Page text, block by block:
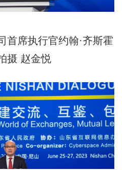
首席执行官约翰·齐斯霍
摄 赵金悦